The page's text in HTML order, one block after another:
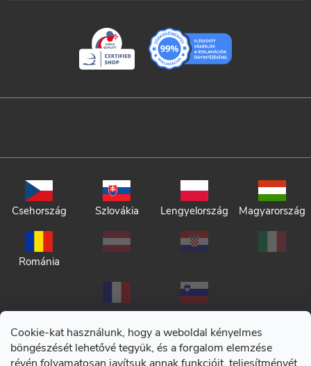
Cookie-kat használunk, hogy a weboldal kényelmes
böngészését lehetővé tegyük, és a forgalom elemzése
Csehország Szlovákia Lengyelország Magyarország
Románia